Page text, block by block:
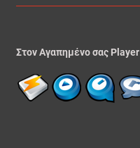
Στον Αγαπημένο σας Player